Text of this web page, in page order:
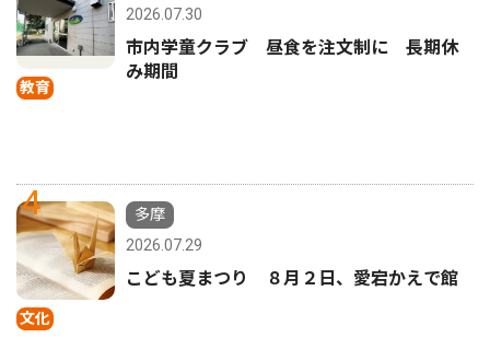
教育
2026.07.30
市内学童クラブ 昼食を注文制に 長期休
み期間
4
文化
多摩
2026.07.29
こども夏まつり ８月２日、愛宕かえで館